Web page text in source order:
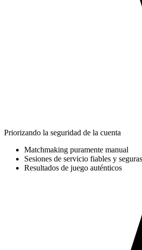
Priorizando la seguridad de la cuenta
Matchmaking puramente manual
Sesiones de servicio fiables y seguras
Resultados de juego auténticos